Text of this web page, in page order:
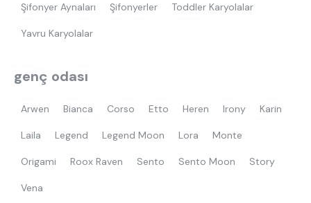
Şifonyer Aynaları Şifonyerler Toddler Karyolalar
Yavru Karyolalar
genç odası
Arwen Bianca Corso Etto Heren Irony Karin
Laila Legend Legend Moon Lora Monte
Origami Roox Raven Sento Sento Moon Story
Vena